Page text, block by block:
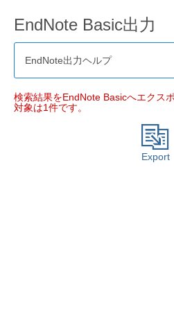
EndNote Basic出力
EndNote出力ヘルプ
検索結果をEndNote Basicへエクスポ
対象は1件です。
Export